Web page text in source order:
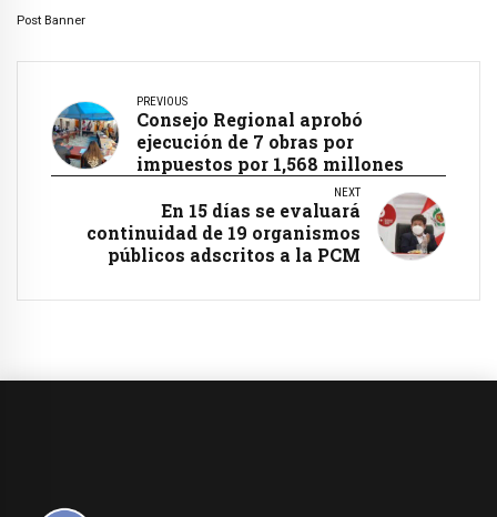
Post Banner
PREVIOUS
Consejo Regional aprobó
ejecución de 7 obras por
impuestos por 1,568 millones
NEXT
En 15 días se evaluará
continuidad de 19 organismos
públicos adscritos a la PCM